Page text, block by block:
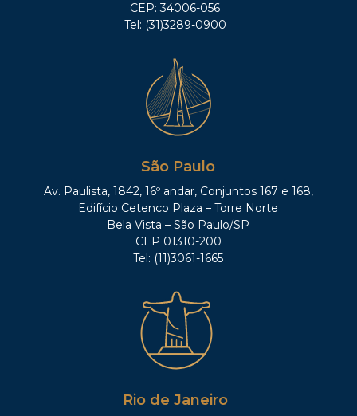
CEP: 34006-056
Tel: (31)3289-0900
São Paulo
Av. Paulista, 1842, 16º andar, Conjuntos 167 e 168,
Edifício Cetenco Plaza – Torre Norte
Bela Vista – São Paulo/SP
CEP 01310-200
Tel: (11)3061-1665
Rio de Janeiro